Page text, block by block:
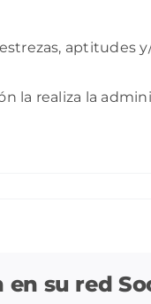
aptitudes
la realiza la
su red